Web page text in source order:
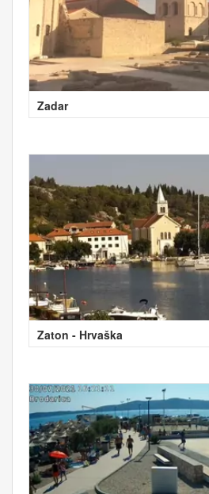
Zadar
Zaton - Hrvaška